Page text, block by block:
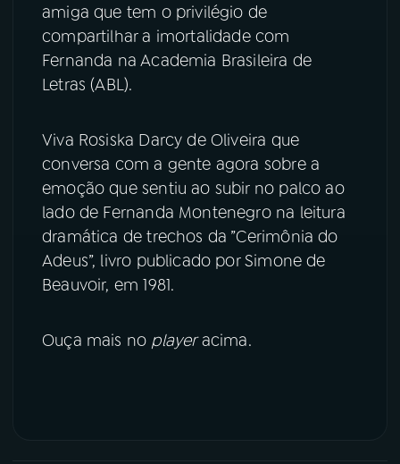
YouTube Facebook
Instagram
amiga que tem o privilégio de
compartilhar a imortalidade com
Fernanda na Academia Brasileira de
Letras (ABL).
Viva Rosiska Darcy de Oliveira que
conversa com a gente agora sobre a
emoção que sentiu ao subir no palco ao
lado de Fernanda Montenegro na leitura
dramática de trechos da ”Cerimônia do
Adeus”, livro publicado por Simone de
Beauvoir, em 1981.
Ouça mais no playeracima.